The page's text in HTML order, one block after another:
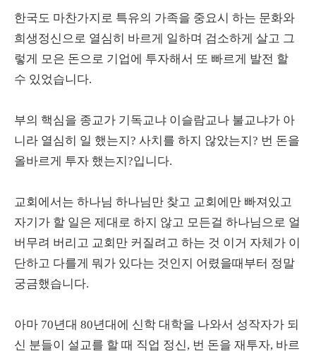
한국도 마찬가지로 특유의 가족을 중요시 하는 문화와
희생정신으로 열심히 바르게 일하며 검소하게 살고 그
렇게 모은 돈으로 기업에 투자해서 또 빠르게 발전 할
수 있었습니다.
부의 핵심을 종교가 기독교냐 이슬람교나 불교냐가 아
니라 열심히 일 했는지? 사치를 하지 않았는지? 번 돈을
올바르게 투자 했는지?입니다.
교회에서는 하나님 하나님만 찾고 교회에만 빠져있고
자기가 할 일은 제대로 하지 않고 모든걸 하나님으로 얼
버무려 버리고 교회만 커질려고 하는 것 이거 자체가 이
단하고 다를게 뭐가 있다는 것인지 어렸을때부터 정말
궁금했습니다.
아마 70년대 80년대에 신학 대학을 나와서 성작자가 되
신 분들이 설교를 할 때 직업 정신, 번 돈을 재투자, 바르